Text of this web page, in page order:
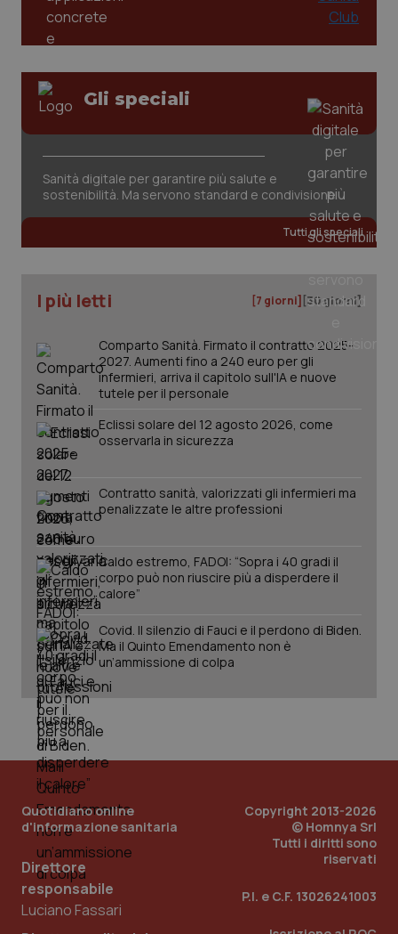
Gli speciali
Sanità digitale per garantire più salute e
sostenibilità. Ma servono standard e condivisione
Tutti gli speciali
I più letti [7 giorni] [30 giorni]
Comparto Sanità. Firmato il contratto 2025-
2027. Aumenti fino a 240 euro per gli
infermieri, arriva il capitolo sull'IA e nuove
tutele per il personale
Eclissi solare del 12 agosto 2026, come
osservarla in sicurezza
Contratto sanità, valorizzati gli infermieri ma
penalizzate le altre professioni
Caldo estremo, FADOI: “Sopra i 40 gradi il
corpo può non riuscire più a disperdere il
calore”
Covid. Il silenzio di Fauci e il perdono di Biden.
Ma il Quinto Emendamento non è
un’ammissione di colpa
Quotidiano online
d'informazione sanitaria
Direttore
responsabile
Luciano Fassari
Copyright 2013-2026
© Homnya Srl
Tutti i diritti sono
riservati
P.I. e C.F. 13026241003
PHPSESSID
PHP.net
www.quotidianosanita.it
_ga_KM60CM4NPH .quotidianosanita.it
1
mese